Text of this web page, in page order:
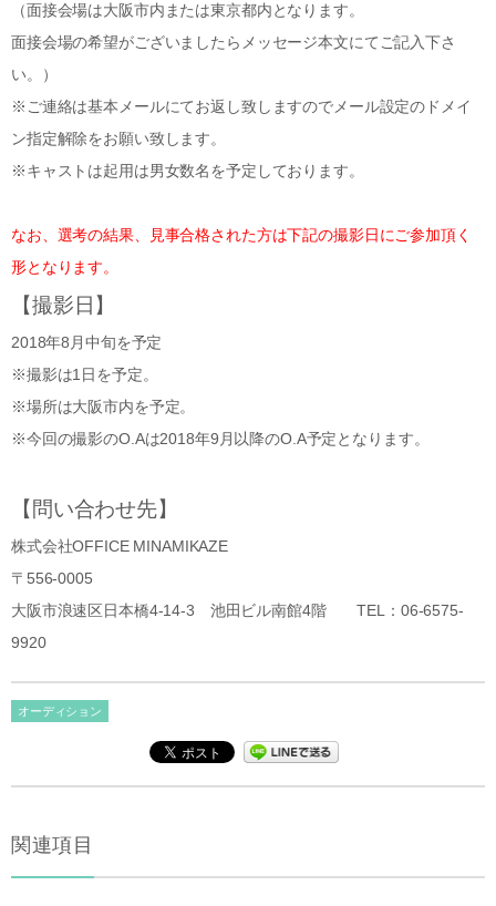
（面接会場は大阪市内または東京都内となります。
面接会場の希望がございましたらメッセージ本文にてご記入下さ
い。）
※ご連絡は基本メールにてお返し致しますのでメール設定のドメイ
ン指定解除をお願い致します。
※キャストは起用は男女数名を予定しております。
なお、選考の結果、見事合格された方は下記の撮影日にご参加頂く
形となります。
【撮影日】
2018年8月中旬を予定
※撮影は1日を予定。
※場所は大阪市内を予定。
※今回の撮影のO.Aは2018年9月以降のO.A予定となります。
【問い合わせ先】
株式会社OFFICE MINAMIKAZE
〒556-0005
大阪市浪速区日本橋4-14-3 池田ビル南館4階 TEL：06-6575-
9920
オーディション
関連項目